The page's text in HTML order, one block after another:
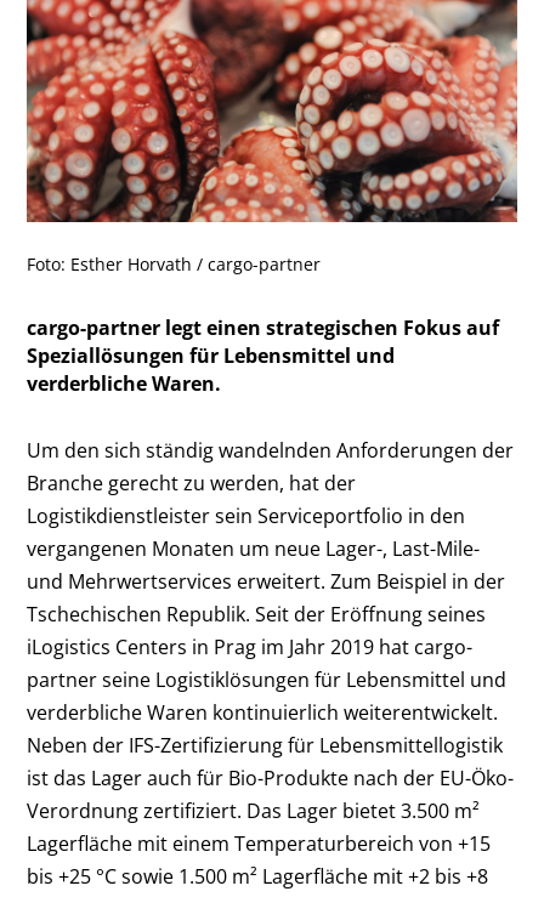
Foto: Esther Horvath / cargo-partner
cargo-partner legt einen strategischen Fokus auf
Speziallösungen für Lebensmittel und
verderbliche Waren.
Um den sich ständig wandelnden Anforderungen der
Branche gerecht zu werden, hat der
Logistikdienstleister sein Serviceportfolio in den
vergangenen Monaten um neue Lager-, Last-Mile-
und Mehrwertservices erweitert. Zum Beispiel in der
Tschechischen Republik. Seit der Eröffnung seines
iLogistics Centers in Prag im Jahr 2019 hat cargo-
partner seine Logistiklösungen für Lebensmittel und
verderbliche Waren kontinuierlich weiterentwickelt.
Neben der IFS-Zertifizierung für Lebensmittellogistik
ist das Lager auch für Bio-Produkte nach der EU-Öko-
Verordnung zertifiziert. Das Lager bietet 3.500 m²
Lagerfläche mit einem Temperaturbereich von +15
bis +25 °C sowie 1.500 m² Lagerfläche mit +2 bis +8